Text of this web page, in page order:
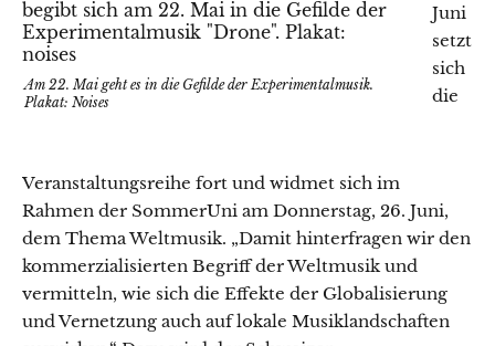
Am 22. Mai geht es in die Gefilde der Experimentalmusik.
Plakat: Noises
Juni
setzt
sich
die
Veranstaltungsreihe fort und widmet sich im
Rahmen der SommerUni am Donnerstag, 26. Juni,
dem Thema Weltmusik. „Damit hinterfragen wir den
kommerzialisierten Begriff der Weltmusik und
vermitteln, wie sich die Effekte der Globalisierung
und Vernetzung auch auf lokale Musiklandschaften